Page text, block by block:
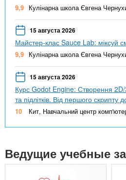
9,9 Кулінарна школа Євгена
15 августа 2026
Майстер-клас Sauce Lab: міксуй
9,9 Кулінарна школа Євгена
15 августа 2026
Курс Godot Engine: Створення 2D/
та підлітків. Від першого скрипту
10 Кит, Навчальний центр
Ведущие учебные